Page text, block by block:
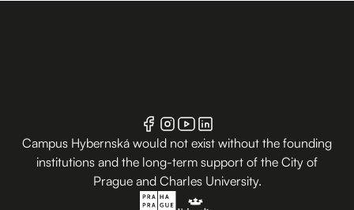
Campus Hybernská would not exist without the founding
institutions and the long-term support of the City of
Prague and Charles University.